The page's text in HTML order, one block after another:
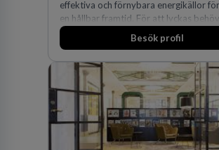
effektiva och förnybara energikällor för
en hållbar framtid. För att lyckas
fler medarbetare som vill göra skillnad.
Besök profil